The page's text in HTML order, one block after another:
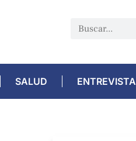
SALUD ENTREVISTA